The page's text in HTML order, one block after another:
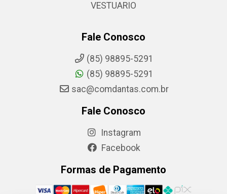
VESTUARIO
Fale Conosco
(85) 98895-5291
(85) 98895-5291
sac@comdantas.com.br
Fale Conosco
Instagram
Facebook
Formas de Pagamento